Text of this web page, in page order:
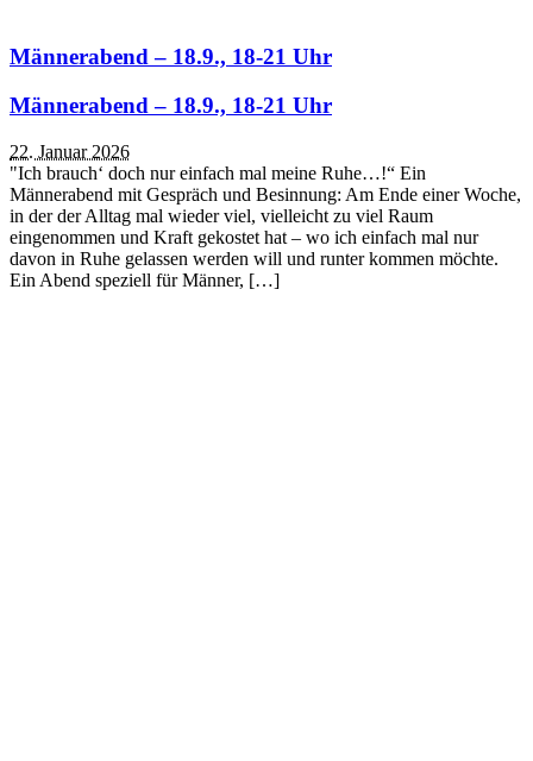
Männerabend – 18.9., 18-21 Uhr
Männerabend – 18.9., 18-21 Uhr
22. Januar 2026
"Ich brauch‘ doch nur einfach mal meine Ruhe…!“ Ein
Männerabend mit Gespräch und Besinnung: Am Ende einer Woche,
in der der Alltag mal wieder viel, vielleicht zu viel Raum
eingenommen und Kraft gekostet hat – wo ich einfach mal nur
davon in Ruhe gelassen werden will und runter kommen möchte.
Ein Abend speziell für Männer, […]